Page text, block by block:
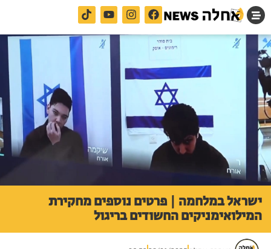
ישראל במלחמה | פרטים נוספים מחקירת
המילואימניקים החשודים בריגול